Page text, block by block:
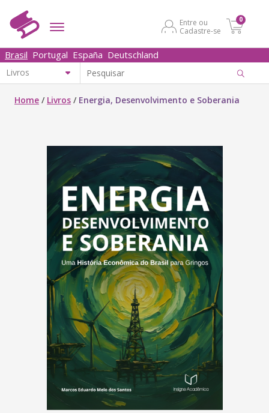
Entre ou
Cadastre-se
0
Brasil Portugal España Deutschland
Home / Livros / Energia, Desenvolvimento e Soberania